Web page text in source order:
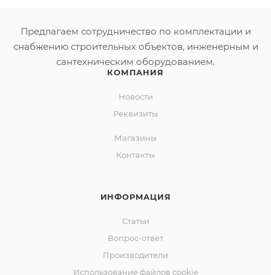
Предлагаем сотрудничество по комплектации и
снабжению строительных объектов, инженерным и
сантехническим оборудованием.
КОМПАНИЯ
Новости
Реквизиты
Магазины
Контакты
ИНФОРМАЦИЯ
Статьи
Вопрос-ответ
Производители
Использование файлов cookie